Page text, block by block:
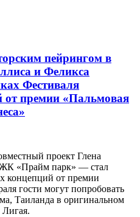
пейрингом в
и Феликса
Фестиваля
от премии «Пальмовая
проект Глена
ЖК «Прайм парк» — стал
концепций от премии
гости могут попробовать
Таиланда в оригинальном